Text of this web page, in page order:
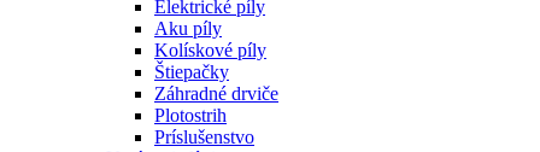
Elektrické píly
Aku píly
Kolískové píly
Štiepačky
Záhradné drviče
Plotostrih
Príslušenstvo